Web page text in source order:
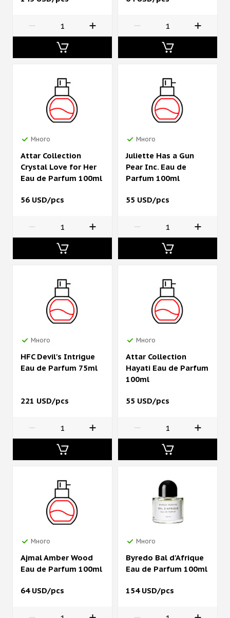
Много
Attar Collection
Crystal Love for Her
Eau de Parfum 100ml
56 USD/pcs
Много
Juliette Has a Gun
Pear Inc. Eau de
Parfum 100ml
55 USD/pcs
Много
HFC Devil's Intrigue
Eau de Parfum 75ml
221 USD/pcs
Много
Attar Collection
Hayati Eau de Parfum
100ml
55 USD/pcs
Много
Ajmal Amber Wood
Eau de Parfum 100ml
64 USD/pcs
Много
Byredo Bal d'Afrique
Eau de Parfum 100ml
154 USD/pcs